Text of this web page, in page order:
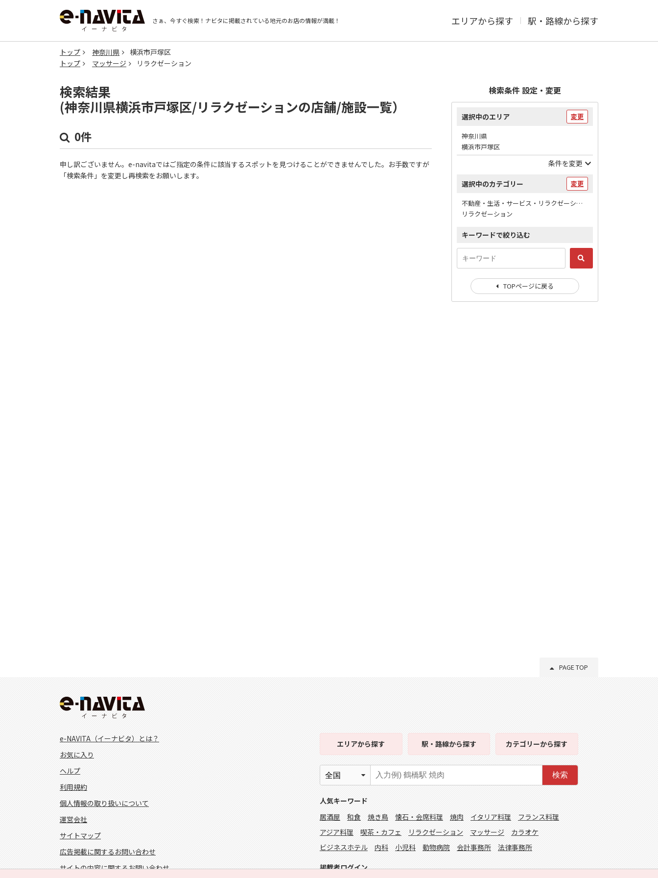
さぁ、今すぐ検索！ ナビタに掲載されている地元のお店の情報が満載！ エリアから探す 駅・路線から探す
トップ 神奈川県
横浜市戸塚区
トップ
マッサージ リラクゼーション
検索結果
(神奈川県横浜市戸塚区/リラクゼーションの店舗/施設一覧）
0件
申し訳ございません。e-navitaではご指定の条件に該当するスポットを見つけることができませんでした。お手数ですが
「検索条件」を変更し再検索をお願いします。
検索条件 設定・変更
選択中のエリア 変更
神奈川県
横浜市戸塚区
条件を変更
選択中のカテゴリー 変更
不動産・生活・サービス・リラクゼーション / マッサージ
リラクゼーション
キーワードで絞り込む
TOPページに戻る
PAGE TOP
e-NAVITA（イーナビタ）とは？
お気に入り
ヘルプ
利用規約
個人情報の取り扱いについて
運営会社
サイトマップ
広告掲載に関するお問い合わせ
サイトの内容に関するお問い合わせ
エリアから探す 駅・路線から探す カテゴリーから探す
検索
人気キーワード
居酒屋
和食 焼き鳥 懐石・会席料理 焼肉 イタリア料理
フランス料理
アジア料理
喫茶・カフェ リラクゼーション マッサージ
カラオケ
ビジネスホテル
内科 小児科 動物病院 会計事務所 法律事務所
掲載者ログイン